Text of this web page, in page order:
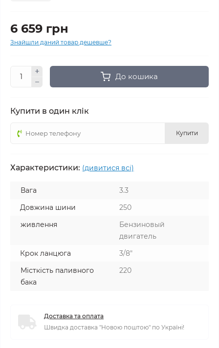
6 659 грн
Знайшли даний товар дешевше?
До кошика
Купити в один клік
Купити
Характеристики: (дивитися всі)
Вага
3.3
Довжина шини
250
живлення
Бензиновый
двигатель
Крок ланцюга
3/8"
Місткість паливного
бака
220
Доставка та оплата
Швидка доставка "Новою поштою" по Україні!